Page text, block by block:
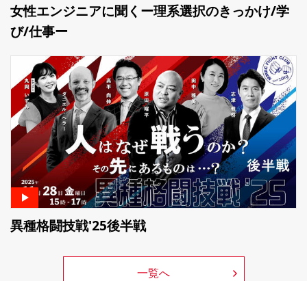
女性エンジニアに聞くー理系選択のきっかけ/学
び/仕事ー
異種格闘技戦'25後半戦
一覧へ